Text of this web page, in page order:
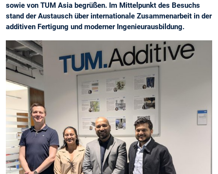
sowie von TUM Asia begrüßen. Im Mittelpunkt des Besuchs
stand der Austausch über internationale Zusammenarbeit in der
additiven Fertigung und moderner Ingenieurausbildung.